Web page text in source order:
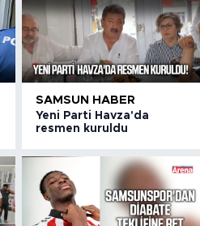
SAMSUN HABER
Yeni Parti Havza'da
resmen kuruldu